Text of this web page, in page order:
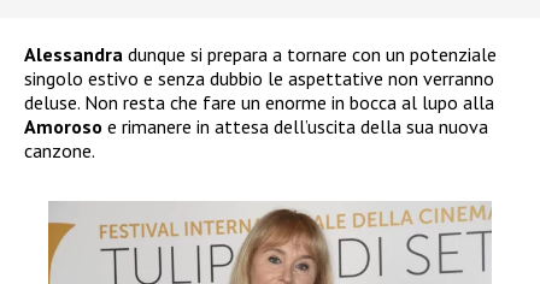
Alessandra dunque si prepara a tornare con un potenziale
singolo estivo e senza dubbio le aspettative non verranno
deluse. Non resta che fare un enorme in bocca al lupo alla
Amoroso e rimanere in attesa dell’uscita della sua nuova
canzone.